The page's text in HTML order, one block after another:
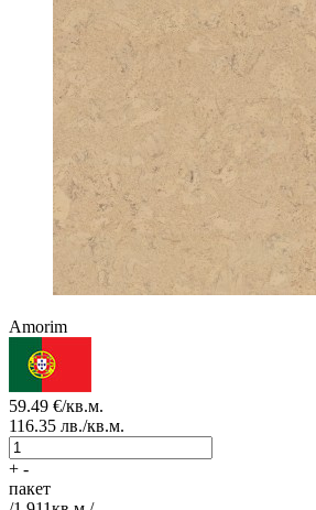
Amorim
59.49 €/кв.м.
116.35 лв./кв.м.
+ -
пакет